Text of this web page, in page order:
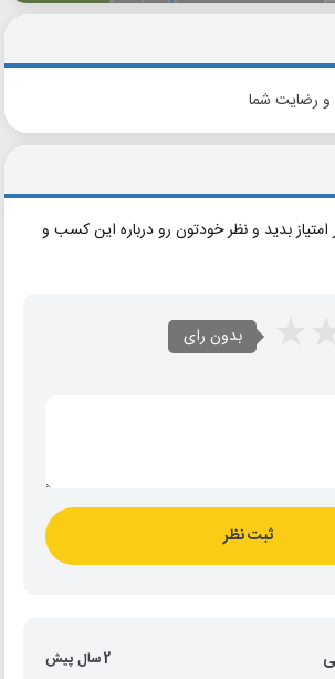
و رضایت شما
بدید و نظر خودتون رو درباره این کسب و
بدون رای
ثبت نظر
2 سال پیش